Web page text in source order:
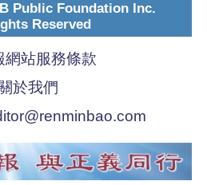
Public Foundation Inc.
Reserved
網站服務條款
關於我們